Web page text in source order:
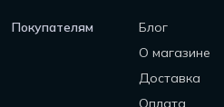
Покупателям
Блог
О магазине
Доставка
Оплата